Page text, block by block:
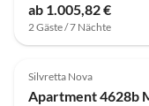
ab 1.005,82 €
2 Gäste / 7 Nächte
Silvretta Nova